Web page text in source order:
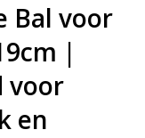
Bal voor
|
voor
en